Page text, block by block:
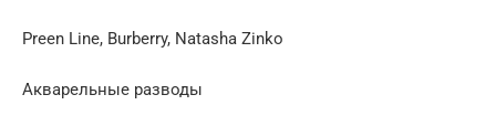
Preen Line, Вurberry, Natasha Zinko
Акварельные разводы